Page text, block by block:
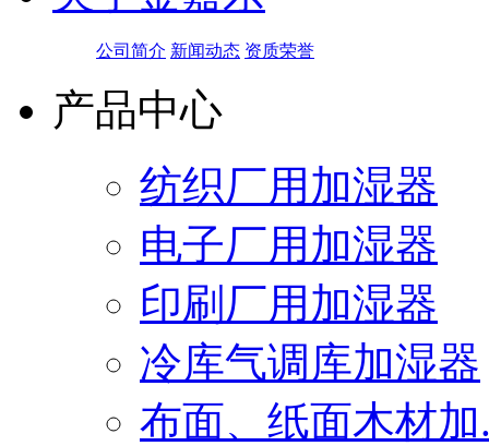
公司简介 新闻动态 资质荣誉
产品中心
纺织厂用加湿器
电子厂用加湿器
印刷厂用加湿器
冷库气调库加湿器
布面、纸面木材加